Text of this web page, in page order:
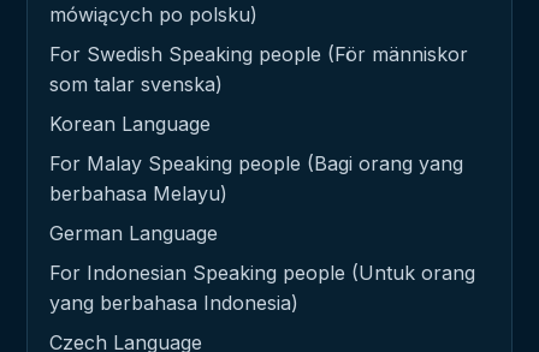
mówiących po polsku)
For Swedish Speaking people (För människor
som talar svenska)
Korean Language
For Malay Speaking people (Bagi orang yang
berbahasa Melayu)
German Language
For Indonesian Speaking people (Untuk orang
yang berbahasa Indonesia)
Czech Language